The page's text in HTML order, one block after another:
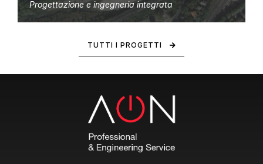
Progettazione e ingegneria integrata
TUTTI I PROGETTI